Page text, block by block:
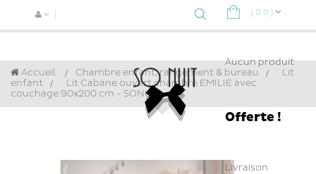
( 0 0 )
Aucun produit
Offerte !
Livraison
Accueil Chambre enfant, rangement & bureau >
Lit
enfant
>
Lit Cabane ouvert chambre EMILIE avec
couchage 90x200 cm - SONUIT